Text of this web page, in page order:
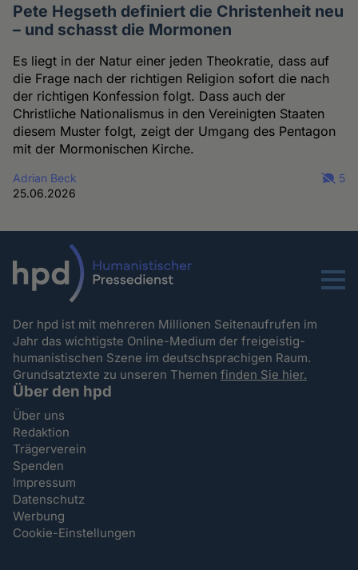
Pete Hegseth definiert die Christenheit neu
– und schasst die Mormonen
Es liegt in der Natur einer jeden Theokratie, dass auf
die Frage nach der richtigen Religion sofort die nach
der richtigen Konfession folgt. Dass auch der
Christliche Nationalismus in den Vereinigten Staaten
diesem Muster folgt, zeigt der Umgang des Pentagon
mit der Mormonischen Kirche.
Adrian Beck
25.06.2026
5
Menu
Der hpd ist mit mehreren Millionen Seitenaufrufen im
Jahr das wichtigste Online-Medium der freigeistig-
humanistischen Szene im deutschsprachigen Raum.
Grundsatztexte zu unseren Themenfinden Sie hier.
Über den hpd
Über uns
Redaktion
Trägerverein
Spenden
Impressum
Datenschutz
Werbung
Cookie-Einstellungen